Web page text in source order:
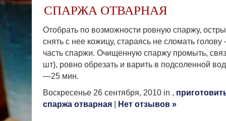
СПАРЖА ОТВАРНАЯ
Отобрать по возможности ровную спаржу,
снять с нее кожицу, стараясь не сломать
часть спаржи. Очищенную спаржу промыть,
шт), ровно обрезать и варить в подсоленной
—25 мин.
Воскресенье 26 сентября, 2010 in ,
спаржа отварная | Нет отзывов »